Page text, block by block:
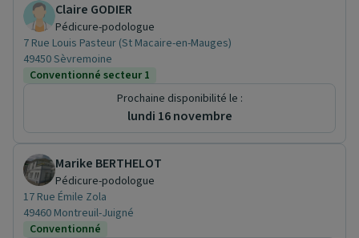
Claire GODIER
Pédicure-podologue
7 Rue Louis Pasteur (St Macaire-en-Mauges)
49450 Sèvremoine
Conventionné secteur 1
Prochaine disponibilité le :
lundi 16 novembre
Marike BERTHELOT
Pédicure-podologue
17 Rue Émile Zola
49460 Montreuil-Juigné
Conventionné